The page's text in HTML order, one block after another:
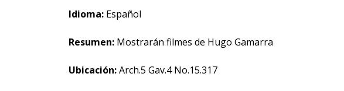
Idioma: Español
Resumen: Mostrarán filmes de Hugo Gamarra
Ubicación:Arch.5 Gav.4 No.15.317